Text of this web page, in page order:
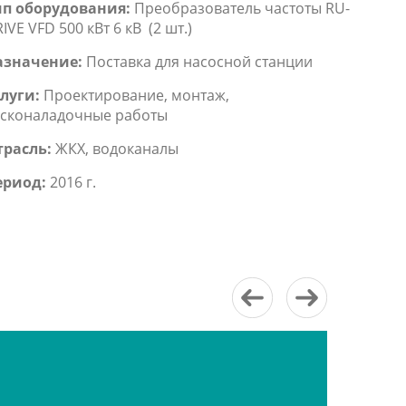
оборудования: Преобразователь частоты RU-
VFD 500 кВт 6 кВ (2 шт.)
Поставка для насосной станции
Проектирование, монтаж,
работы
ЖКХ, водоканалы
2016 г.